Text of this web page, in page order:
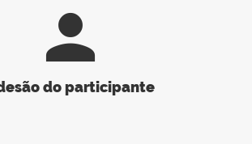
person
do participante